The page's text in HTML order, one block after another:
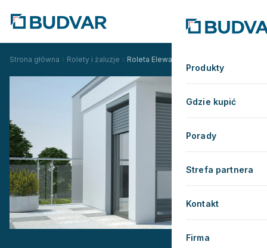
Produkty
Gdzie kupić
Porady
Strefa partnera
Kontakt
Firma
Strona główna Rolety i żaluzje Roleta Elewacyjna Ćwierćokrągła